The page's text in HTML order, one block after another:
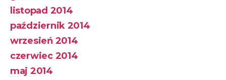
listopad 2014
październik 2014
wrzesień 2014
czerwiec 2014
maj 2014